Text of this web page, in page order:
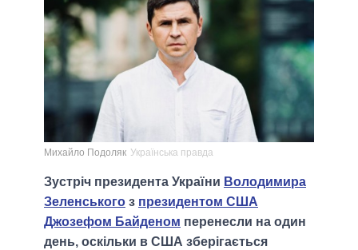
Михайло Подоляк Українська правда
Зустріч президента України Володимира
Зеленського з президентом США
Джозефом Байденом перенесли на один
день, оскільки в США зберігається